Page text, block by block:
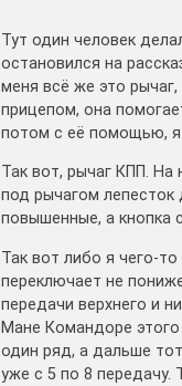
Тут один человек
остановился на
меня всё же это
прицепом, она
потом с её помощью, я
Так вот, рычаг КПП. На
под рычагом
повышенные, а кнопка
Так вот либо я чего-
переключает не
передачи верхнего и
Мане Командоре
один ряд, а дальше
уже с 5 по 8 передачу.